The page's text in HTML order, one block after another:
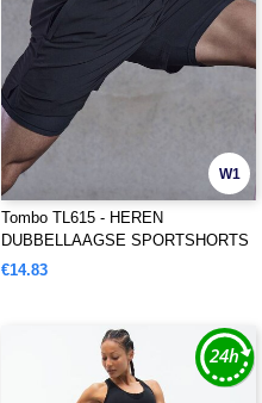
W1
Tombo TL615 - HEREN
DUBBELLAAGSE SPORTSHORTS
€14.83